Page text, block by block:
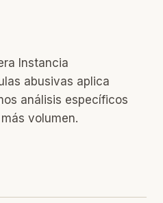
Instancia
abusivas aplica
análisis específicos
volumen.